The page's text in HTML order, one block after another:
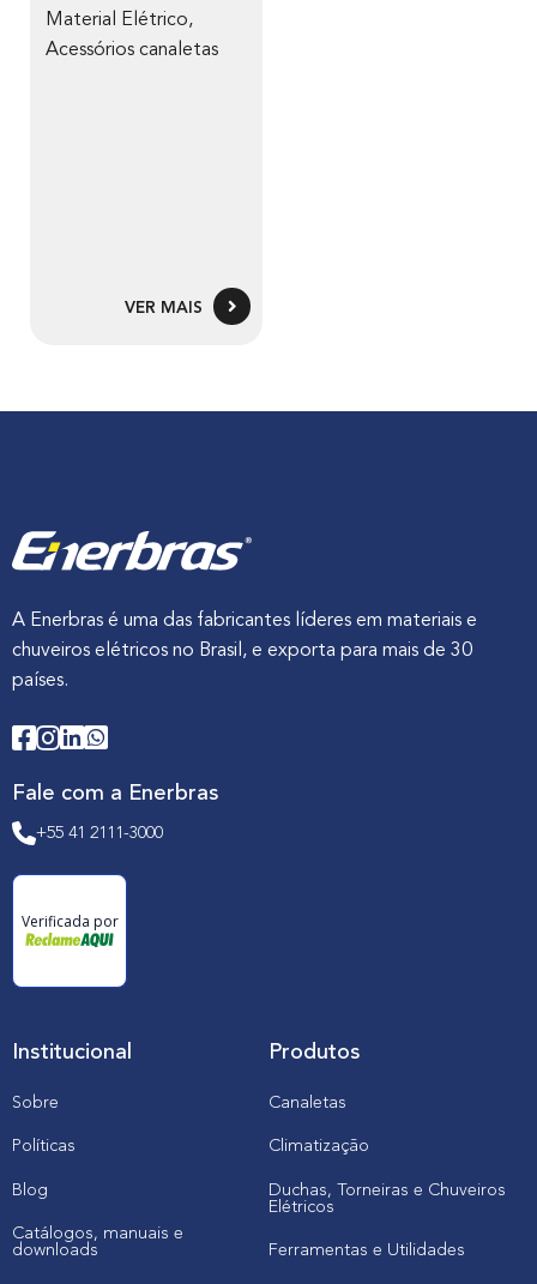
Material Elétrico,
Acessórios canaletas
VER MAIS
A Enerbras é uma das fabricantes líderes em materiais e
chuveiros elétricos no Brasil, e exporta para mais de 30
países.
Fale com a Enerbras
+55 41 2111-3000
Verificada por
Institucional
Sobre
Políticas
Blog
Catálogos, manuais e
downloads
Produtos
Canaletas
Climatização
Duchas, Torneiras e Chuveiros
Elétricos
Ferramentas e Utilidades